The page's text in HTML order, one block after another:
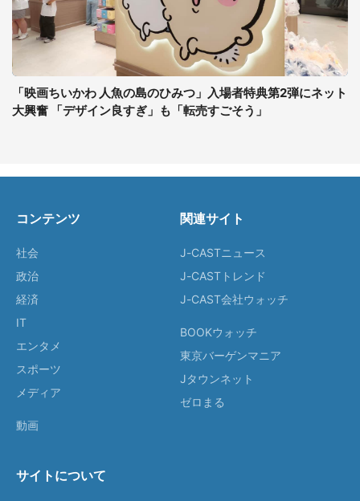
「映画ちいかわ 人魚の島のひみつ」入場者特典第2弾にネット
大興奮 「デザイン良すぎ」も「転売すごそう」
コンテンツ
社会
政治
経済
IT
エンタメ
スポーツ
メディア
動画
関連サイト
J-CASTニュース
J-CASTトレンド
J-CAST会社ウォッチ
BOOKウォッチ
東京バーゲンマニア
Jタウンネット
ゼロまる
サイトについて